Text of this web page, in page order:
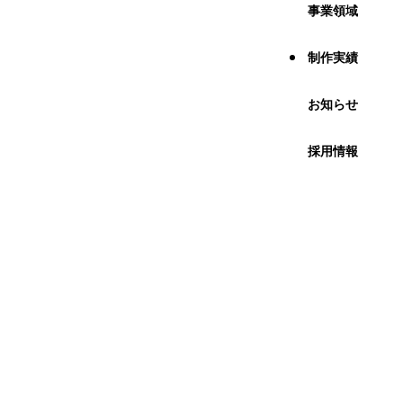
事業領域
制作実績
お知らせ
採用情報